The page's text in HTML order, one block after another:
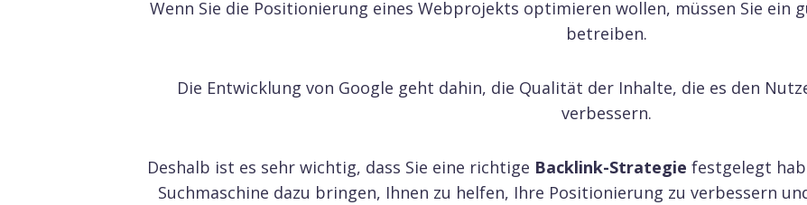
Wenn Sie die Positionierung eines Webprojekts optimieren wollen, müssen Sie ein
betreiben.
Die Entwicklung von Google geht dahin, die Qualität der Inhalte, die es den
verbessern.
Deshalb ist es sehr wichtig, dass Sie eine richtige Backlink-Strategie festgelegt
Suchmaschine dazu bringen, Ihnen zu helfen, Ihre Positionierung zu verbessern